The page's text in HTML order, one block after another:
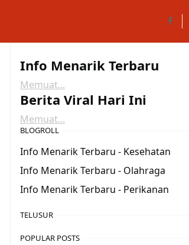
Info Menarik Terbaru
Memuat...
Berita Viral Hari Ini
Memuat...
BLOGROLL
Info Menarik Terbaru - Kesehatan
Info Menarik Terbaru - Olahraga
Info Menarik Terbaru - Perikanan
TELUSUR
POPULAR POSTS